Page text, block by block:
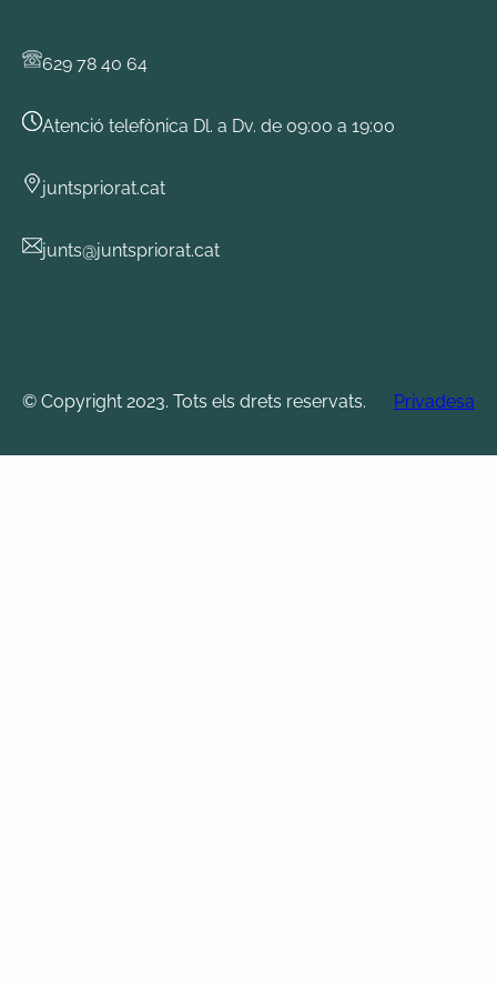
629 78 40 64
Atenció telefònica Dl. a Dv. de 09:00 a 19:00
juntspriorat.cat
junts@juntspriorat.cat
© Copyright 2023. Tots els drets reservats. Privadesa